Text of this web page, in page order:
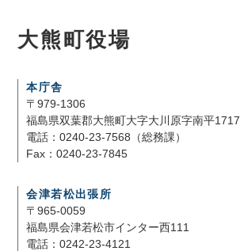
大熊町役場
本庁舎
〒979-1306
福島県双葉郡大熊町大字大川原字南平1717
電話：0240-23-7568（総務課）
Fax：0240-23-7845
会津若松出張所
〒965-0059
福島県会津若松市インター西111
電話：0242-23-4121